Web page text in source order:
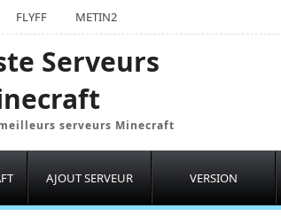
FLYFF METIN2
Serveurs
serveurs Minecraft
AJOUT SERVEUR VERSION